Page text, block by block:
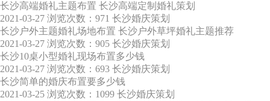
长沙高端婚礼主题布置 长沙高端定制婚礼策划
2021-03-27 浏览次数：971 长沙婚庆策划
长沙户外主题婚礼场地布置 长沙户外草坪婚礼主题推荐
2021-03-27 浏览次数：905 长沙婚庆策划
长沙10桌小型婚礼现场布置多少钱
2021-03-27 浏览次数：693 长沙婚庆策划
长沙简单的婚庆布置要多少钱
2021-03-25 浏览次数：1099 长沙婚庆策划